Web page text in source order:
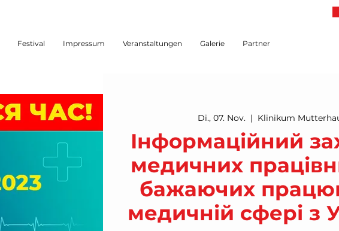
Festival Impressum Veranstaltungen Galerie Partner
Di., 07. Nov.
  |
Klinikum
Інформаційний
медичних
бажаючих
медичній сфері з